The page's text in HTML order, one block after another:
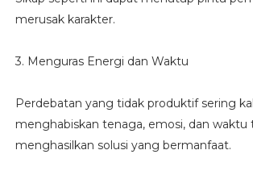
merusak karakter.
3. Menguras Energi dan Waktu
Perdebatan yang tidak produktif sering
menghabiskan tenaga, emosi, dan waktu
menghasilkan solusi yang bermanfaat.